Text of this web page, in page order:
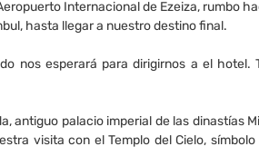
Internacional de Ezeiza, rumbo
hasta llegar a nuestro destino final.
nos esperará para dirigirnos a el hotel.
antiguo palacio imperial de las dinastías
visita con el Templo del Cielo,